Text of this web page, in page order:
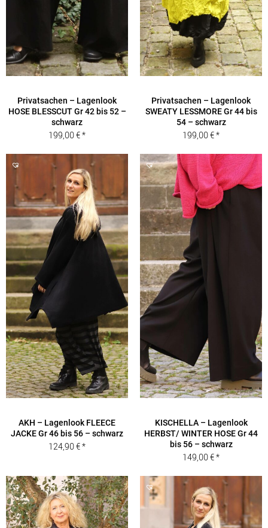
Privatsachen – Lagenlook
HOSE BLESSCUT Gr 42 bis 52 –
schwarz
199,00€
Privatsachen – Lagenlook
SWEATY LESSMORE Gr 44 bis
54 – schwarz
199,00€
AKH – Lagenlook FLEECE
JACKE Gr 46 bis 56 – schwarz
124,90€
KISCHELLA – Lagenlook
HERBST/ WINTER HOSE Gr 44
bis 56 – schwarz
149,00€